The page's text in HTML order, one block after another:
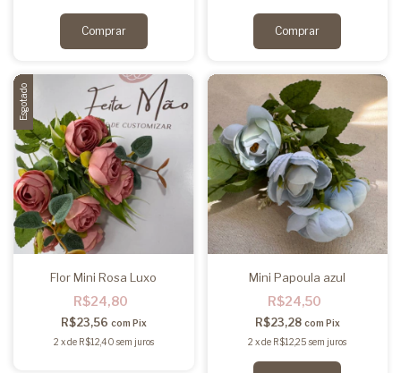
Esgotado
Flor Mini Rosa Luxo
R$24,80
R$23,56 com Pix
2 xde R$12,40 sem juros
Mini Papoula azul
R$24,50
R$23,28 com Pix
2 xde R$12,25 sem juros